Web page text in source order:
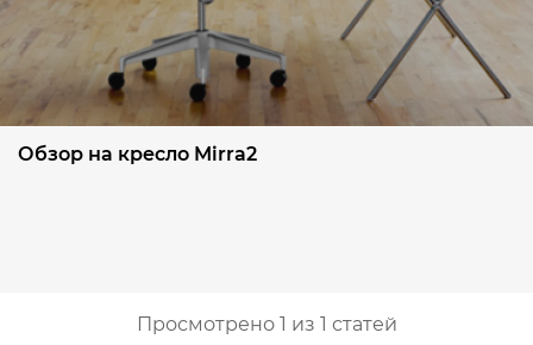
Обзор на кресло Mirra2
Просмотрено 1 из 1 статей